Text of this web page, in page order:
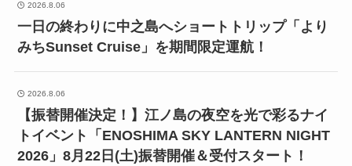
2026.8.06
一日の終わりに中之島へショートトリップ「より
みちSunset Cruise」を期間限定運航！
2026.8.06
【振替開催決定！】江ノ島の夜空を光で彩るナイ
トイベント「ENOSHIMA SKY LANTERN NIGHT
2026」8月22日(土)振替開催＆受付スタート！